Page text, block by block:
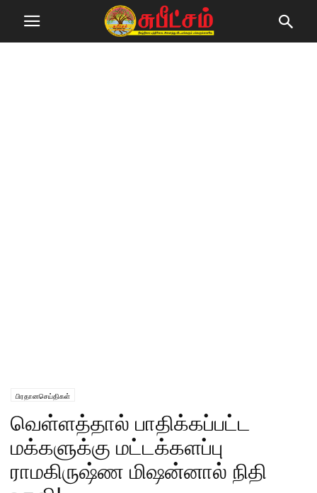
பிரதானசெய்திகள்
வெள்ளத்தால் பாதிக்கப்பட்ட
மக்களுக்கு மட்டக்களப்பு
ராமகிருஷ்ண மிஷன்னால் நிதி